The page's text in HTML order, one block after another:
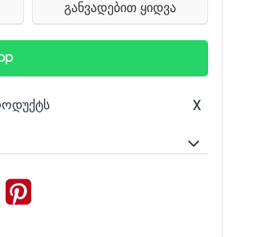
განვადებით ყიდვა
X